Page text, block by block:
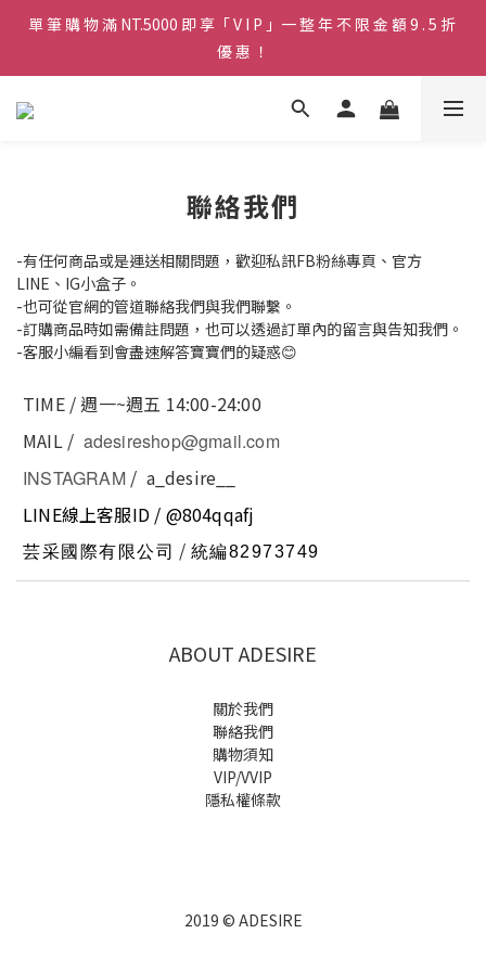
♡ 官 網 訂 單 滿 NT.1500 即 享 免 運 費 🚚💨 ♡
單 筆 購 物 滿 NT.5000 即 享「 V I P 」一 整 年 不 限 金 額 9 . 5 折
優 惠 ！
♡ 官 網 訂 單 滿 NT.1500 即 享 免 運 費 🚚💨 ♡
聯絡我們
-有任何商品或是運送相關問題，歡迎私訊FB粉絲專頁、官方
LINE、IG小盒子。
-也可從官網的管道聯絡我們與我們聯繫。
-訂購商品時如需備註問題，也可以透過訂單內的留言與告知我們。
-客服小編看到會盡速解答寶寶們的疑惑😊
TIME / 週一~週五 14:00-24:00
MAIL / adesireshop@gmail.com
INSTAGRAM / a_desire__
LINE線上客服ID / @804qqafj
芸采國際有限公司 / 統編82973749
ABOUT ADESIRE
關於我們
聯絡我們
購物須知
VIP/VVIP
隱私權條款
2019 © ADESIRE